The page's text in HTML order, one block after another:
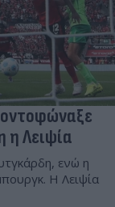
η Λειψία
ενώ η
Η Λειψία